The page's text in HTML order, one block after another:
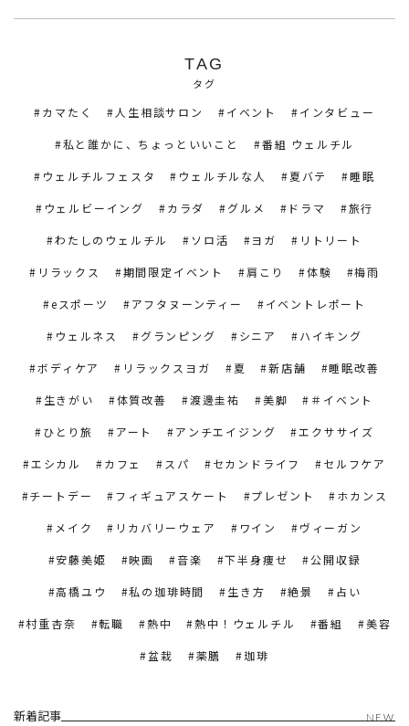
TAG
タグ
カマたく 人生相談サロン イベント インタビュー
私と誰かに、ちょっといいこと 番組 ウェルチル
ウェルチルフェスタ ウェルチルな人 夏バテ 睡眠
ウェルビーイング カラダ グルメ ドラマ 旅行
わたしのウェルチル ソロ活 ヨガ リトリート
リラックス 期間限定イベント 肩こり 体験 梅雨
eスポーツ アフタヌーンティー イベントレポート
ウェルネス グランピング シニア ハイキング
ボディケア リラックスヨガ 夏 新店舗 睡眠改善
生きがい 体質改善 渡邊圭祐 美脚 ＃イベント
ひとり旅 アート アンチエイジング エクササイズ
エシカル カフェ スパ セカンドライフ セルフケア
チートデー フィギュアスケート プレゼント ホカンス
メイク リカバリーウェア ワイン ヴィーガン
安藤美姫 映画 音楽 下半身痩せ 公開収録
高橋ユウ 私の珈琲時間 生き方 絶景 占い
村重杏奈 転職 熱中 熱中！ウェルチル 番組 美容
盆栽 薬膳 珈琲
新着記事 NEW